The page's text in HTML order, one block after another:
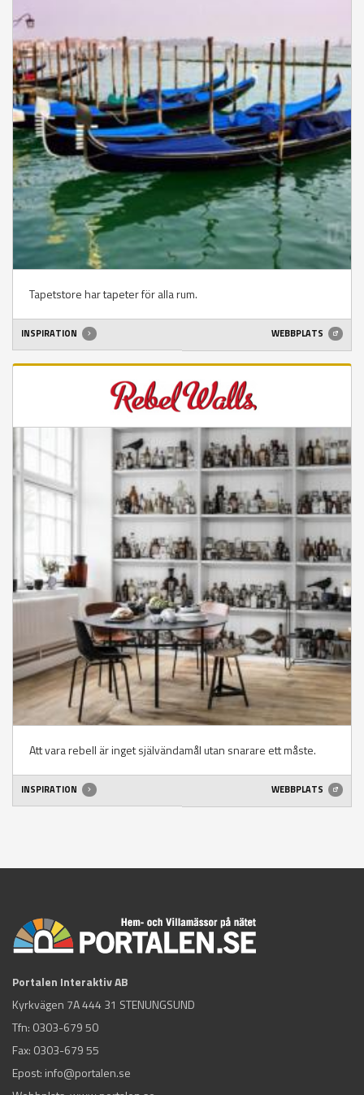
Tapetstore har tapeter för alla rum.
INSPIRATION WEBBPLATS
Att vara rebell är inget självändamål utan snarare ett måste.
INSPIRATION WEBBPLATS
Portalen Interaktiv AB
Kyrkvägen 7A 444 31 STENUNGSUND
Tfn: 0303-679 50
Fax: 0303-679 55
Epost: info@portalen.se